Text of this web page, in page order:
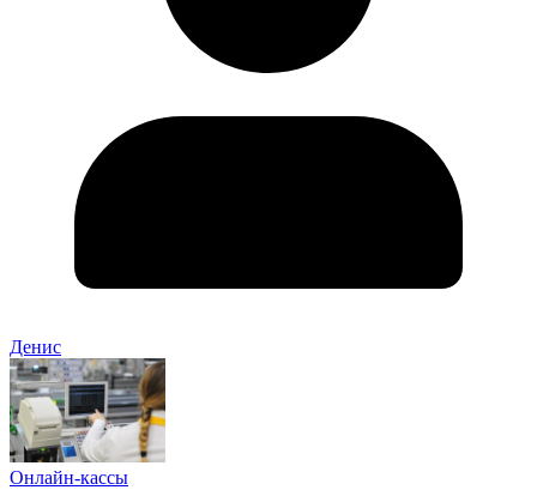
Денис
Онлайн-кассы